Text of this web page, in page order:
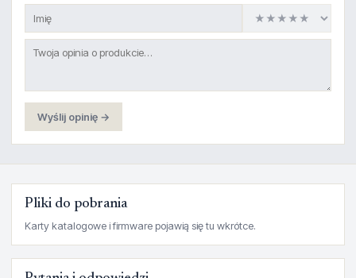
Wyślij opinię →
Pliki do pobrania
Karty katalogowe i firmware pojawią się tu wkrótce.